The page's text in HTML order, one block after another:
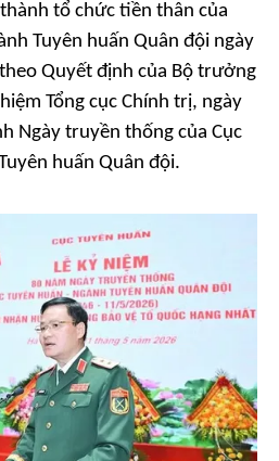
tổ chức tiền thân của
Tuyên huấn Quân đội ngày
Quyết định của Bộ trưởng
Tổng cục Chính trị, ngày
Ngày truyền thống của Cục
huấn Quân đội.